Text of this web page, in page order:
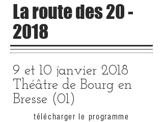
La route des 20 -
2018
9 et 10 janvier 2018
Théâtre de Bourg en
Bresse (01)
télécharger le programme